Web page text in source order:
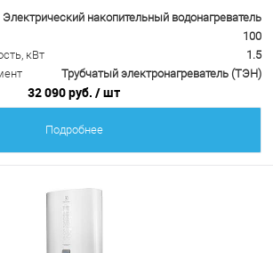
Электрический накопительный водонагреватель
100
кВт
1.5
Трубчатый электронагреватель (ТЭН)
32 090 руб. / шт
Подробнее